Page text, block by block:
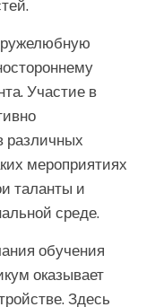
Участие в
различных
мероприятиях
таланты и
среде.
обучения
оказывает
Здесь